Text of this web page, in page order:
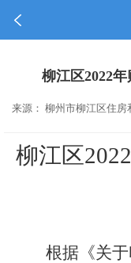
柳江区2022
来源： 柳州市柳江区住
柳江区2022
根据《关